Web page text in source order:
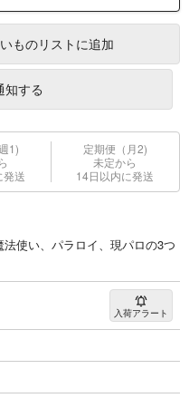
ものリストに追加
知する
1)
発送
定期便（月2)
未定から
14日以内に発送
使い、パラロイ、現パロの3つ
入荷アラート